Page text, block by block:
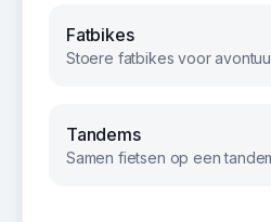
Fatbikes
Tandems